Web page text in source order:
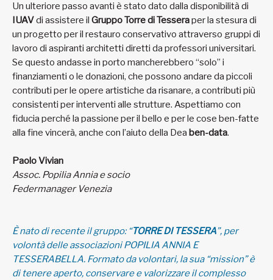
Un ulteriore passo avanti è stato dato dalla disponibilità di
IUAVdi assistere il Gruppo Torre di Tesseraper la stesura di
un progetto per il restauro conservativo attraverso gruppi di
lavoro di aspiranti architetti diretti da professori universitari.
Se questo andasse in porto mancherebbero “solo” i
finanziamenti o le donazioni, che possono andare da piccoli
contributi per le opere artistiche da risanare, a contributi più
consistenti per interventi alle strutture. Aspettiamo con
fiducia perché la passione per il bello e per le cose ben-fatte
alla fine vincerà, anche con l’aiuto della Dea ben-data.
Paolo Vivian
Assoc. Popilia Annia e socio
Federmanager Venezia
È nato di recente il gruppo: “TORRE DI TESSERA”, per
volontà delle associazioni POPILIA ANNIA E
TESSERABELLA. Formato da volontari, la sua “mission” è
di tenere aperto, conservare e valorizzare il complesso